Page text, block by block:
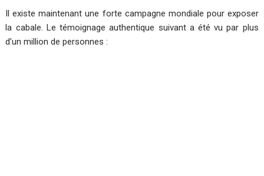
Il existe maintenant une forte campagne mondiale pour exposer
la cabale. Le témoignage authentique suivant a été vu par plus
d’un million de personnes :